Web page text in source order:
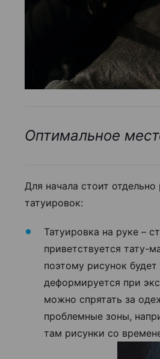
Оптимальное
Для начала стоит
татуировок:
Татуировка на руке –
приветствуется тату-
поэтому рисунок
деформируется при
можно спрятать за
проблемные зоны,
там рисунки со